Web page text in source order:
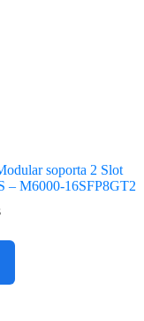
soporta 2 Slot
– M6000-16SFP8GT2